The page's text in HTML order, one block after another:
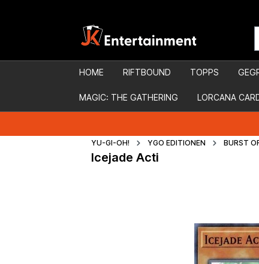
HOME RIFTBOUND TOPPS
MAGIC: THE GATHERING LORCANA
YU-GI-OH! YGO EDITIONEN BURST
Icejade Acti